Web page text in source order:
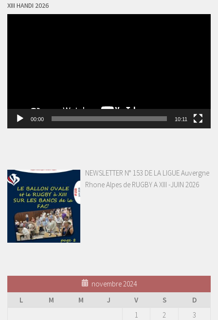
XIII HANDI 2026
00:00 10:11
NEWSLETTER N° 153 DE LA LIGUE Auvergne
Rhone Alpes de RUGBY A XIII -JUIN 2026
novembre 2024
L
M M J V S
D
1
2
3